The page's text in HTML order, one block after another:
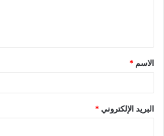
ق
*
الاسم *
البريد الإلكتروني*